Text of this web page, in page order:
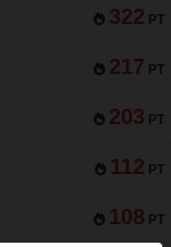
322 PT
217 PT
203 PT
112 PT
108 PT